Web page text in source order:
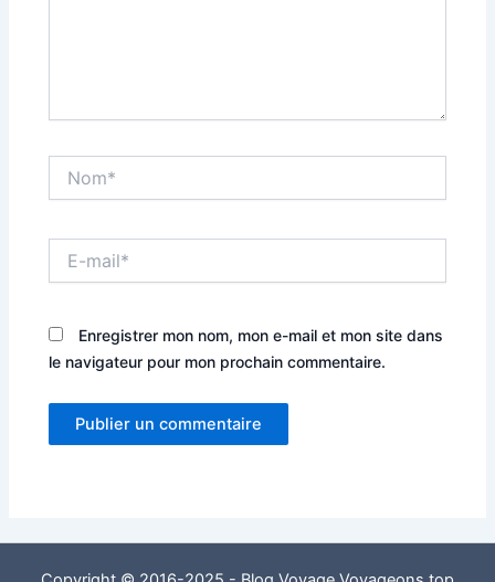
mail*
Enregistrer mon nom, mon e-mail et mon site dans
le navigateur pour mon prochain commentaire.